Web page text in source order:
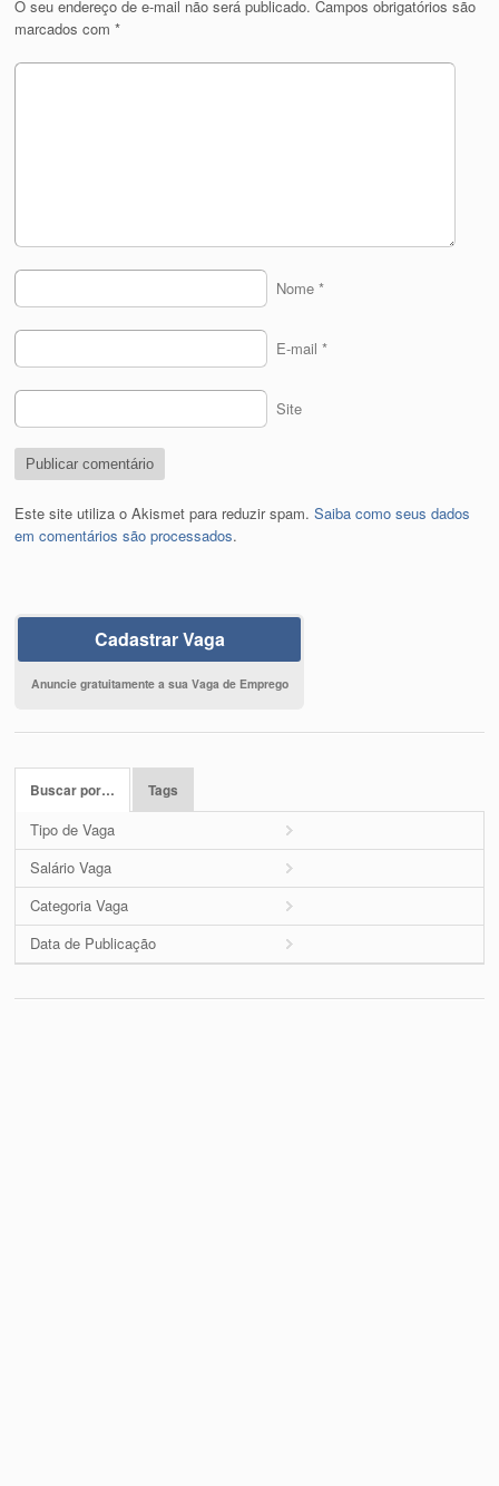
O seu endereço de e-mail não será publicado. Campos obrigatórios são
marcados com*
Nome *
E-mail *
Site
Este site utiliza o Akismet para reduzir spam.Saiba como seus dados
em comentários são processados.
Cadastrar Vaga
Anuncie gratuitamente a sua Vaga de Emprego
Buscar por… Tags
Tipo de Vaga
Salário Vaga
Categoria Vaga
Data de Publicação